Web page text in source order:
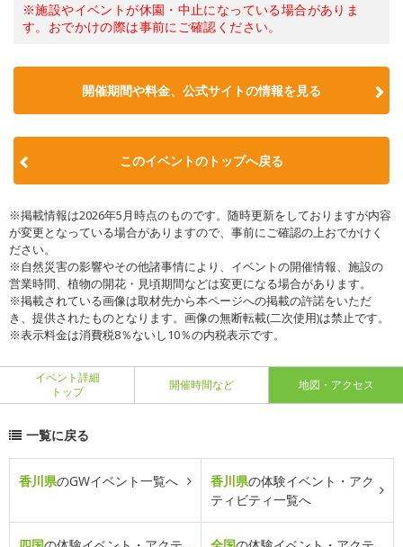
※施設やイベントが休園・中止になっている場合がありま
す。おでかけの際は事前にご確認ください。
開催期間や料金、公式サイトの情報を見る
このイベントのトップへ戻る
※掲載情報は2026年5月時点のものです。随時更新をしておりますが内容
が変更となっている場合がありますので、事前にご確認の上おでかけく
ださい。
※自然災害の影響やその他諸事情により、イベントの開催情報、施設の
営業時間、植物の開花・見頃期間などは変更になる場合があります。
※掲載されている画像は取材先から本ページへの掲載の許諾をいただ
き、提供されたものとなります。画像の無断転載(二次使用)は禁止です。
※表示料金は消費税8％ないし10％の内税表示です。
イベント詳細
トップ
開催時間など 地図・アクセス
一覧に戻る
香川県のGWイベント一覧へ 香川県の体験イベント・アク
ティビティ一覧へ